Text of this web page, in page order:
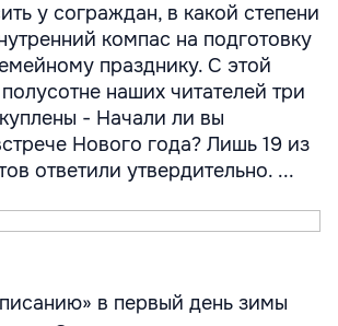
у сограждан, в какой степени
компас на подготовку
празднику. С этой
наших читателей три
- Начали ли вы
Нового года? Лишь 19 из
ответили утвердительно. ...
в первый день зимы